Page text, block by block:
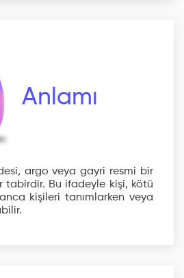
Anlamı
argo veya gayri resmi bir
tabirdir. Bu ifadeyle kişi, kötü
kişileri tanımlarken veya